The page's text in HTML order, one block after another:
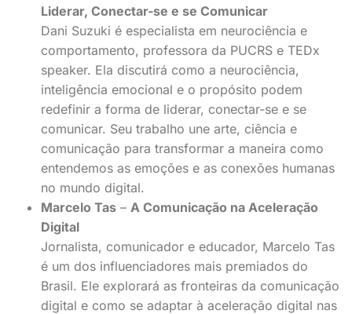
Liderar, Conectar-se e se Comunicar
Dani Suzuki é especialista em neurociência e
comportamento, professora da PUCRS e TEDx
speaker. Ela discutirá como a neurociência,
inteligência emocional e o propósito podem
redefinir a forma de liderar, conectar-se e se
comunicar. Seu trabalho une arte, ciência e
comunicação para transformar a maneira como
entendemos as emoções e as conexões humanas
no mundo digital.
Marcelo Tas – A Comunicação na Aceleração
Digital
Jornalista, comunicador e educador, Marcelo Tas
é um dos influenciadores mais premiados do
Brasil. Ele explorará as fronteiras da comunicação
digital e como se adaptar à aceleração digital nas